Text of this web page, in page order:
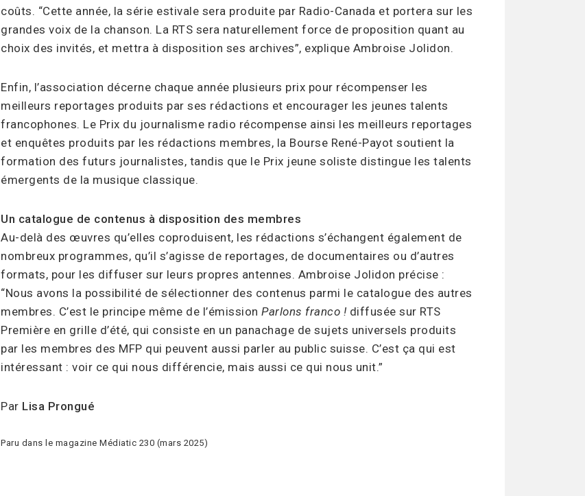
coûts. “Cette année, la série estivale sera produite par Radio-Canada et portera sur les
grandes voix de la chanson. La RTS sera naturellement force de proposition quant au
choix des invités, et mettra à disposition ses archives”, explique Ambroise Jolidon.
Enfin, l’association décerne chaque année plusieurs prix pour récompenser les
meilleurs reportages produits par ses rédactions et encourager les jeunes talents
francophones. Le Prix du journalisme radio récompense ainsi les meilleurs reportages
et enquêtes produits par les rédactions membres, la Bourse René-Payot soutient la
formation des futurs journalistes, tandis que le Prix jeune soliste distingue les talents
émergents de la musique classique.
Un catalogue de contenus à disposition des membres
Au-delà des œuvres qu’elles coproduisent, les rédactions s’échangent également de
nombreux programmes, qu’il s’agisse de reportages, de documentaires ou d’autres
formats, pour les diffuser sur leurs propres antennes. Ambroise Jolidon précise :
“Nous avons la possibilité de sélectionner des contenus parmi le catalogue des autres
membres. C’est le principe même de l’émission Parlons franco ! diffusée sur RTS
Première en grille d’été, qui consiste en un panachage de sujets universels produits
par les membres des MFP qui peuvent aussi parler au public suisse. C’est ça qui est
intéressant : voir ce qui nous différencie, mais aussi ce qui nous unit.”
Par Lisa Prongué
Paru dans le magazine Médiatic 230 (mars 2025)